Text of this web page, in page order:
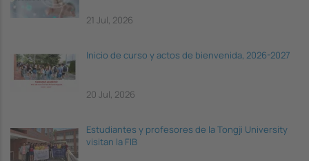
21 Jul, 2026
Inicio de curso y actos de bienvenida, 2026-2027
20 Jul, 2026
Estudiantes y profesores de la Tongji University
visitan la FIB